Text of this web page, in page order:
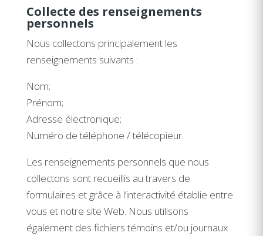
Collecte des renseignements
personnels
Nous collectons principalement les
renseignements suivants :
Nom;
Prénom;
Adresse électronique;
Numéro de téléphone / télécopieur.
Les renseignements personnels que nous
collectons sont recueillis au travers de
formulaires et grâce à l’interactivité établie entre
vous et notre site Web. Nous utilisons
également des fichiers témoins et/ou journaux